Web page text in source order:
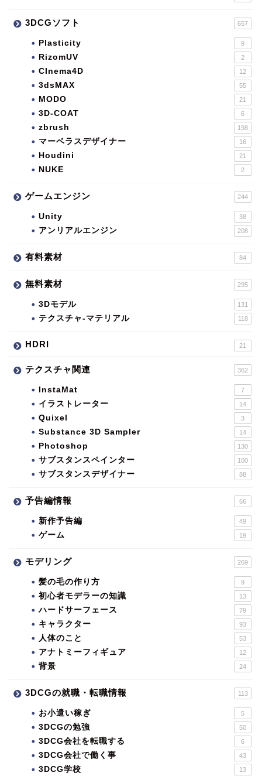
3DCGソフト 657
Plasticity 9
RizomUV 2
CInema4D 12
3dsMAX 55
MODO 21
3D-COAT 6
zbrush 198
マーベラスデザイナー 16
Houdini 21
NUKE 2
ゲームエンジン 244
Unity 38
アンリアルエンジン 208
有料素材 84
無料素材 295
3Dモデル 131
テクスチャ-マテリアル 118
HDRI 21
テクスチャ関連 362
InstaMat 7
イラストレーター 14
Quixel 3
Substance 3D Sampler 14
Photoshop 130
サブスタンスペインター 100
サブスタンスデザイナー 88
予告編情報 66
新作予告編 49
ゲーム 19
モデリング 269
髪の毛の作り方 9
初心者モデラーの知識 13
ハードサーフェース 79
キャラクター 93
人体のこと 53
アナトミーフィギュア 12
背景 24
3DCGの就職・転職情報 113
お小遣い稼ぎ 5
3DCGの勉強 50
3DCG会社を転職する 6
3DCG会社で働く事 43
3DCG学校 13